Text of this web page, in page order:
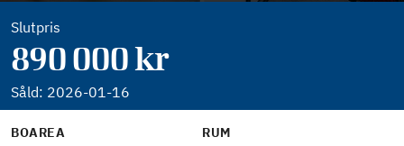
Slutpris
890 000 kr
Såld: 2026-01-16
BOAREA
RUM